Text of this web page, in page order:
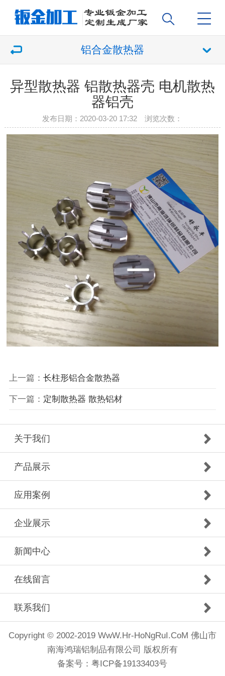
铝合金散热器
异型散热器 铝散热器壳 电机散热
器铝壳
发布日期：2020-03-20 17:32 浏览次数：
上一篇： 长柱形铝合金散热器
下一篇： 定制散热器 散热铝材
关于我们
产品展示
应用案例
企业展示
新闻中心
在线留言
联系我们
Copyright © 2002-2019 WwW.Hr-HoNgRuI.CoM 佛山市
南海鸿瑞铝制品有限公司 版权所有
备案号：粤ICP备19133403号